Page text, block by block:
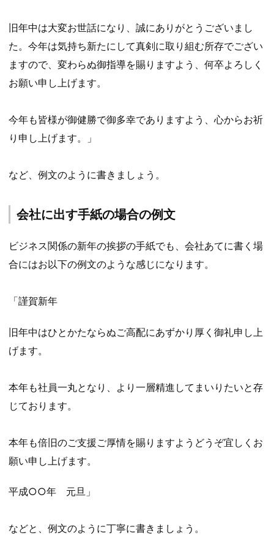
旧年中は大変お世話になり、誠にありがとうございまし
た。今年は気持ち新たにして真剣に取り組む所存でござい
ますので、変わらぬ御指導を賜りますよう、何卒よろしく
お願い申し上げます。
今年も皆様が御健勝で御多幸でありますよう、心からお祈
り申し上げます。」
など、例文のように書きましょう。
会社に出す手紙の場合の例文
ビジネス関係の新年の挨拶の手紙でも、会社あてに書く場
合にはお以下の例文のような感じになります。
「謹賀新年
旧年中はひとかたならぬご高配にあずかり厚く御礼申し上
げます。
本年も社員一丸となり、より一層精進してまいりたいと存
じております。
本年も倍旧のご支援ご厚情を賜りますようどうぞ宜しくお
願い申し上げます。
平成○○年 元旦」
などと、例文のように丁寧に書きましょう。